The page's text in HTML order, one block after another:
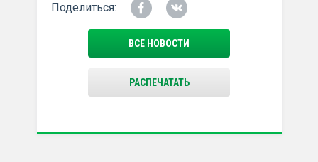
Поделиться:
ВСЕ НОВОСТИ
РАСПЕЧАТАТЬ